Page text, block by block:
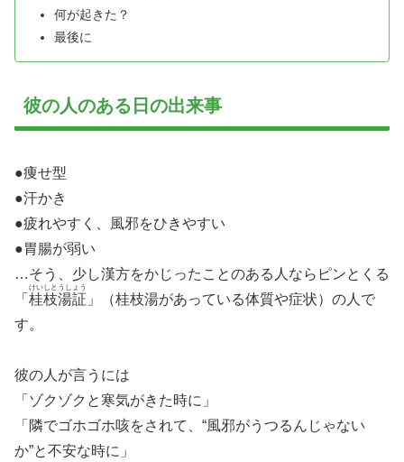
何が起きた？
最後に
彼の人のある日の出来事
●痩せ型
●汗かき
●疲れやすく、風邪をひきやすい
●胃腸が弱い
…そう、少し漢方をかじったことのある人ならピンとくる
「 桂枝湯証
けいしとうしょう
」（桂枝湯があっている体質や症状）の人で
す。
彼の人が言うには
「ゾクゾクと寒気がきた時に」
「隣でゴホゴホ咳をされて、“風邪がうつるんじゃない
か”と不安な時に」